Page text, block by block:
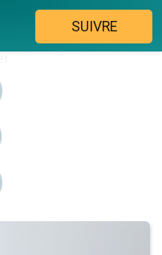
SUIVRE